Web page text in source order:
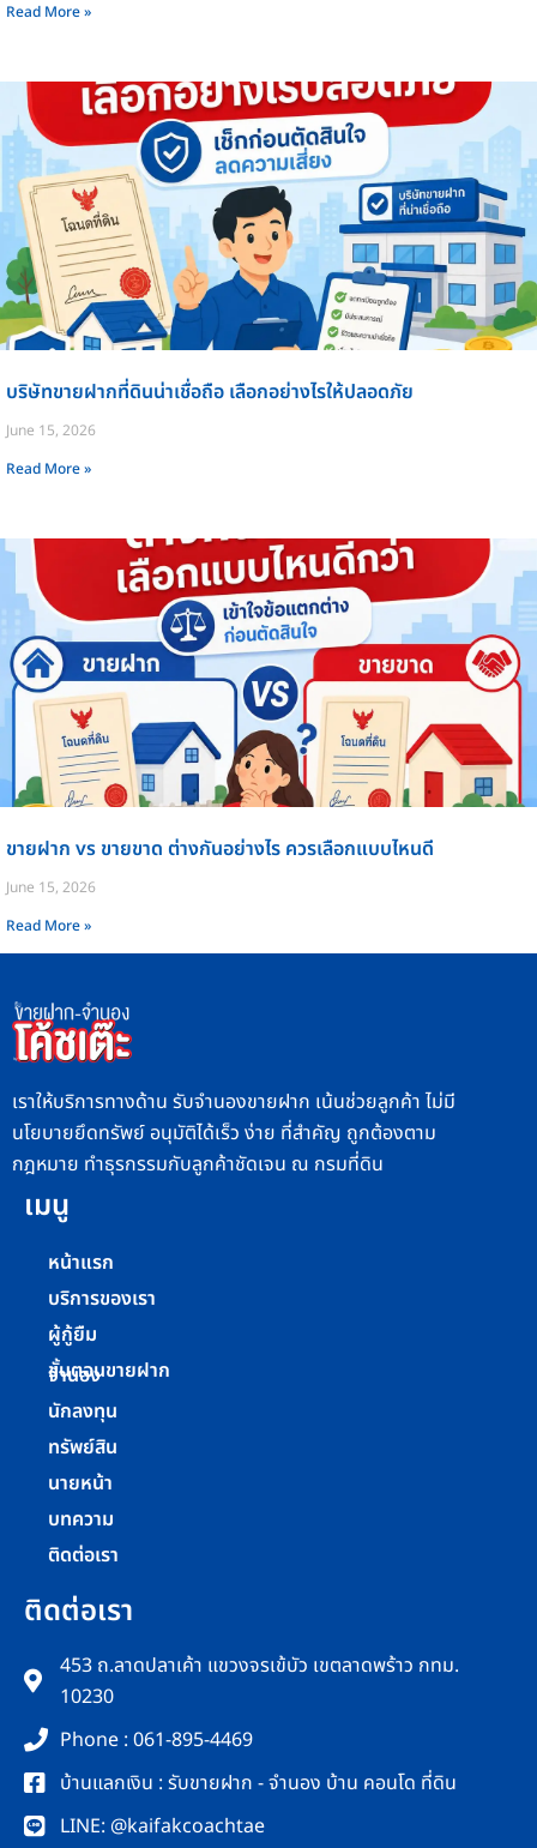
Read More »
บริษัทขายฝากที่ดินน่าเชื่อถือ เลือกอย่างไรให้ปลอดภัย
June 15, 2026
Read More »
ขายฝาก vs ขายขาด ต่างกันอย่างไร ควรเลือกแบบไหนดี
June 15, 2026
Read More »
เราให้บริการทางด้าน รับจำนองขายฝาก เน้นช่วยลูกค้า ไม่มี
นโยบายยึดทรัพย์ อนุมัติได้เร็ว ง่าย ที่สำคัญ ถูกต้องตาม
กฎหมาย ทำธุรกรรมกับลูกค้าชัดเจน ณ กรมที่ดิน
เมนู
หน้าแรก
บริการของเรา
ผู้กู้ยืม
ขั้นตอนขายฝาก
จำนอง
นักลงทุน
ทรัพย์สิน
นายหน้า
บทความ
ติดต่อเรา
ติดต่อเรา
453 ถ.ลาดปลาเค้า แขวงจรเข้บัว เขตลาดพร้าว กทม.
10230
Phone : 061-895-4469
บ้านแลกเงิน : รับขายฝาก - จำนอง บ้าน คอนโด ที่ดิน
LINE: @kaifakcoachtae